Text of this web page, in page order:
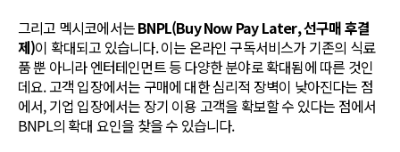
그리고 멕시코에서는BNPL(Buy Now Pay Later, 선구매 후결
제)이 확대되고 있습니다. 이는 온라인 구독서비스가 기존의 식료
품 뿐 아니라 엔터테인먼트 등 다양한 분야로 확대됨에 따른 것인
데요. 고객 입장에서는 구매에 대한 심리적 장벽이 낮아진다는 점
에서, 기업 입장에서는 장기 이용 고객을 확보할 수 있다는 점에서
BNPL의 확대 요인을 찾을 수 있습니다.